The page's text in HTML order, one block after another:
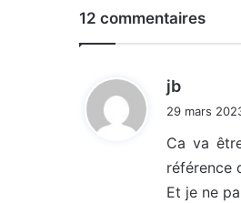
12 commentaires
jb
:
29 mars
Ca va
référence
Et je ne